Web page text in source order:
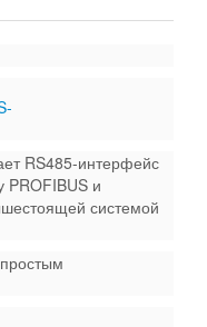
RS485-интерфейс
PROFIBUS и
системой